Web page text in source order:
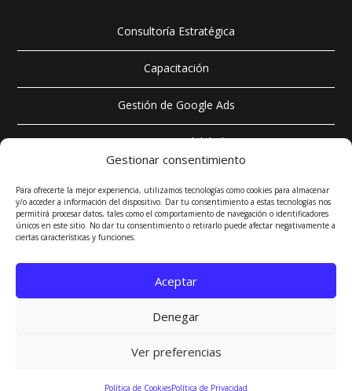
Gestionar consentimiento
Para ofrecerte la mejor experiencia, utilizamos tecnologías como cookies para almacenar
y/o acceder a información del dispositivo. Dar tu consentimiento a estas tecnologías nos
permitirá procesar datos, tales como el comportamiento de navegación o identificadores
únicos en este sitio. No dar tu consentimiento o retirarlo puede afectar negativamente a
ciertas características y funciones.
Aceptar
Denegar
Ver preferencias
Política de CookiesPolítica de Privacidad
Consultoría Estratégica
Capacitación
Gestión de Google Ads
SEO & AEO (Visibilidad IA)
 +593 98 397 7096
contacto@marketingpractico.com
Lunes a Viernes, 8:00 AM - 6:00 PM (GMT-5)